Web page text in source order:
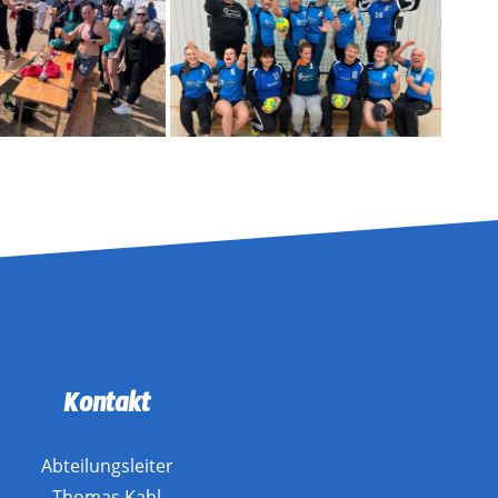
Kontakt
Abteilungsleiter